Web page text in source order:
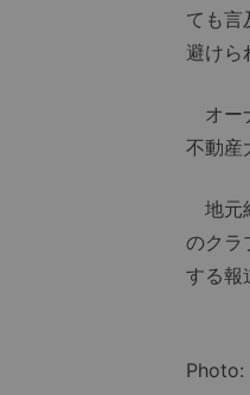
ても言
避けら
オー
不動産
地元
のクラ
する報